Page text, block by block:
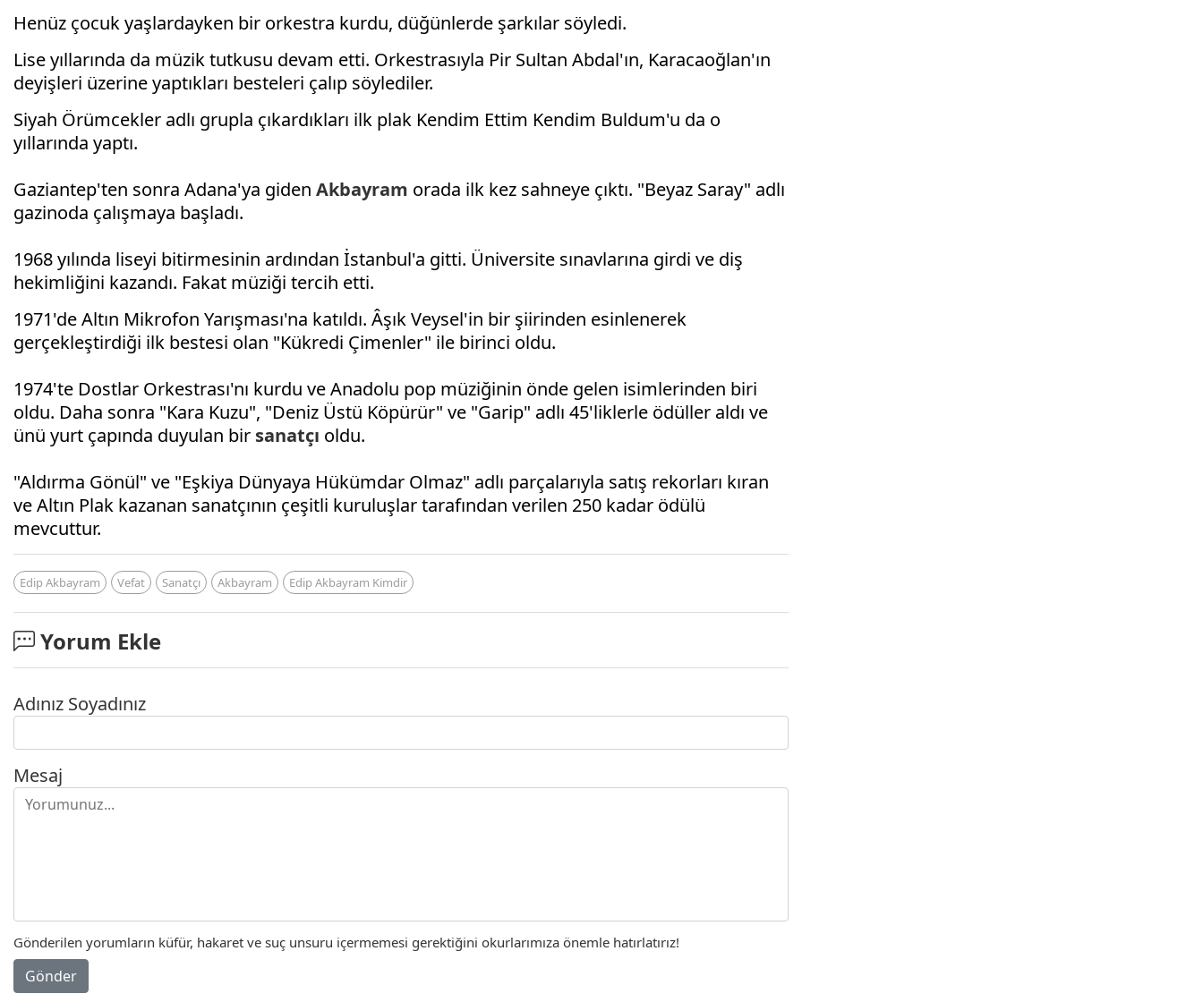
Henüz çocuk yaşlardayken bir orkestra kurdu, düğünlerde şarkılar söyledi.
Lise yıllarında da müzik tutkusu devam etti. Orkestrasıyla Pir Sultan Abdal'ın, Karacaoğlan'ın
deyişleri üzerine yaptıkları besteleri çalıp söylediler.
Siyah Örümcekler adlı grupla çıkardıkları ilk plak Kendim Ettim Kendim Buldum'u da o
yıllarında yaptı.
Gaziantep'ten sonra Adana'ya giden Akbayram orada ilk kez sahneye çıktı. "Beyaz Saray" adlı
gazinoda çalışmaya başladı.
1968 yılında liseyi bitirmesinin ardından İstanbul'a gitti. Üniversite sınavlarına girdi ve diş
hekimliğini kazandı. Fakat müziği tercih etti.
1971'de Altın Mikrofon Yarışması'na katıldı. Âşık Veysel'in bir şiirinden esinlenerek
gerçekleştirdiği ilk bestesi olan "Kükredi Çimenler" ile birinci oldu.
1974'te Dostlar Orkestrası'nı kurdu ve Anadolu pop müziğinin önde gelen isimlerinden biri
oldu. Daha sonra "Kara Kuzu", "Deniz Üstü Köpürür" ve "Garip" adlı 45'liklerle ödüller aldı ve
ünü yurt çapında duyulan bir sanatçı oldu.
"Aldırma Gönül" ve "Eşkiya Dünyaya Hükümdar Olmaz" adlı parçalarıyla satış rekorları kıran
ve Altın Plak kazanan sanatçının çeşitli kuruluşlar tarafından verilen 250 kadar ödülü
mevcuttur.
Edip Akbayram Vefat Sanatçı Akbayram Edip Akbayram Kimdir
Yorum Ekle
Adınız Soyadınız
Mesaj
Gönderilen yorumların küfür, hakaret ve suç unsuru içermemesi gerektiğini okurlarımıza önemle hatırlatırız!
Gönder